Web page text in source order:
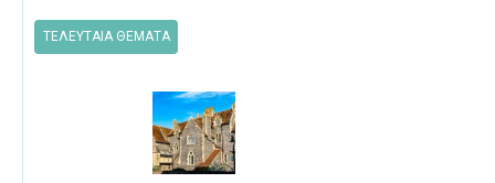
ΤΕΛΕΥΤΑΙΑ ΘΕΜΑΤΑ